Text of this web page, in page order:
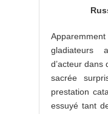
gladiateurs
d’acteur dans
sacrée
prestation
essuyé tant